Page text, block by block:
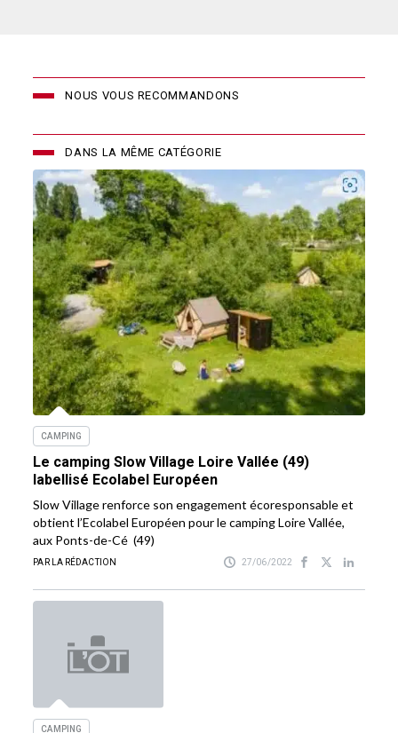
NOUS VOUS RECOMMANDONS
DANS LA MÊME CATÉGORIE
CAMPING
Le camping Slow Village Loire Vallée (49)
labellisé Ecolabel Européen
Slow Village renforce son engagement écoresponsable et
obtient l’Ecolabel Européen pour le camping Loire Vallée,
aux Ponts-de-Cé (49)
PAR LA RÉDACTION 27/06/2022
CAMPING